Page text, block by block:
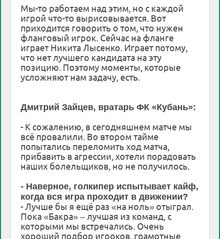
Мы-то работаем над этим, но с каждой
игрой что-то вырисовывается. Вот
приходится говорить о том, что нужен
фланговый игрок. Сейчас на фланге
играет Никита Лысенко. Играет потому,
что нет лучшего кандидата на эту
позицию. Поэтому моменты, которые
усложняют нам задачу, есть.
Дмитрий Зайцев, вратарь ФК «Кубань»:
- К сожалению, в сегодняшнем матче мы
всё провалили. Во втором тайме
попытались переломить ход матча,
прибавить в агрессии, хотели порадовать
наших болельщиков, но не получилось.
- Наверное, голкипер испытывает кайф,
когда вся игра проходит в движении?
- Лучше бы я ещё раз «на ноль» отыграл.
Пока «Бакра» – лучшая из команд, с
которыми мы встречались. Очень
хороший подбор игроков, грамотные